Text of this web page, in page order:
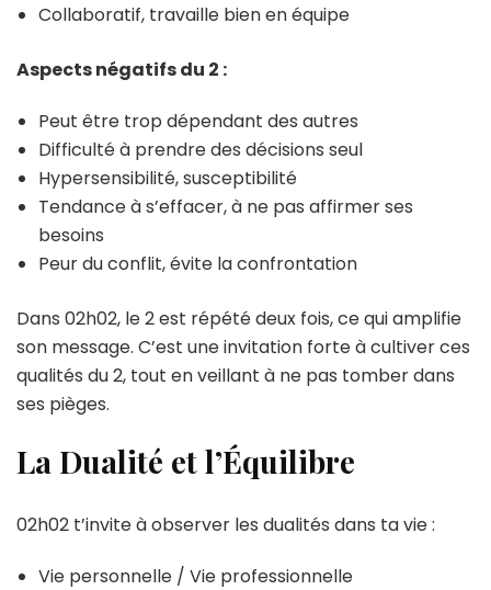
Collaboratif, travaille bien en équipe
Aspects négatifs du 2 :
Peut être trop dépendant des autres
Difficulté à prendre des décisions seul
Hypersensibilité, susceptibilité
Tendance à s’effacer, à ne pas affirmer ses
besoins
Peur du conflit, évite la confrontation
Dans 02h02, le 2 est répété deux fois, ce qui amplifie
son message. C’est une invitation forte à cultiver ces
qualités du 2, tout en veillant à ne pas tomber dans
ses pièges.
La Dualité et l’Équilibre
02h02 t’invite à observer les dualités dans ta vie :
Vie personnelle / Vie professionnelle